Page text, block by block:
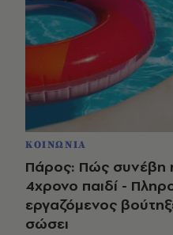
ΚΟΙΝΩΝΙΑ
Πάρος: Πώς συνέβη
4χρονο παιδί -
εργαζόμενος
σώσει